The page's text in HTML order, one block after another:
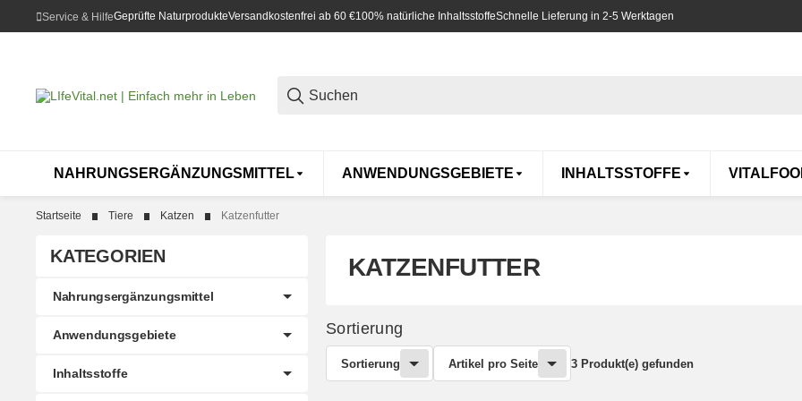
Service & HilfeGeprüfte NaturprodukteVersandkostenfrei ab 60 €100% natürliche InhaltsstoffeSchnelle Lieferung in 2-5 Werktagen
NAHRUNGSERGÄNZUNGSMITTEL ANWENDUNGSGEBIETE INHALTSSTOFFE
Startseite Tiere Katzen Katzenfutter
KATZENFUTTER
Sortierung
Sortierung Artikel pro Seite 3 Produkt(e) gefunden
KATEGORIEN
Nahrungsergänzungsmittel
Anwendungsgebiete
Inhaltsstoffe